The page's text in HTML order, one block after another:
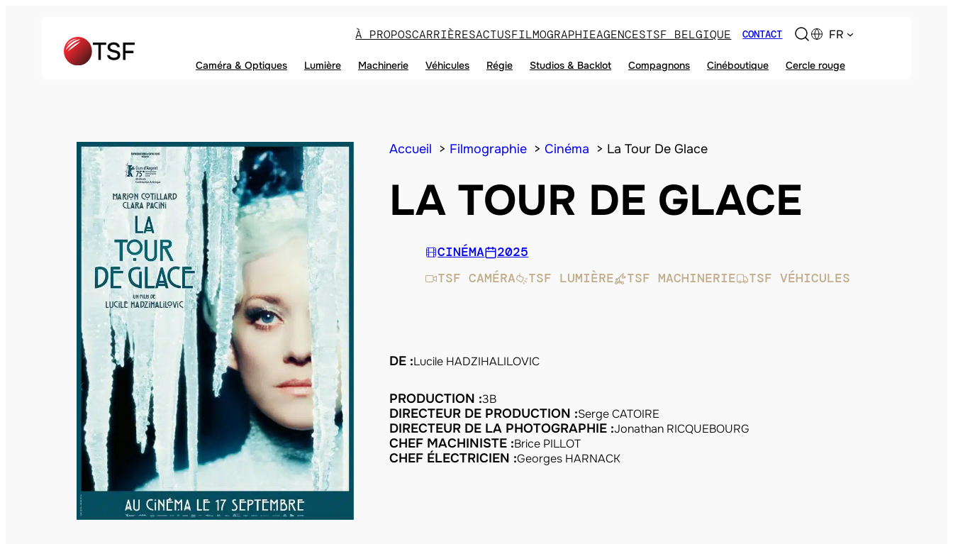
À PROPOSCARRIÈRESACTUSFILMOGRAPHIEAGENCESTSF BELGIQUE CONTACT FR
Caméra & Optiques Lumière Machinerie Véhicules Régie Studios & Backlot Compagnons Cinéboutique Cercle rouge
Accueil Filmographie Cinéma La Tour De Glace
LA TOUR DE GLACE
CINÉMA
2025
TSF CAMÉRA
TSF LUMIÈRE TSF MACHINERIE TSF VÉHICULES
DE :Lucile HADZIHALILOVIC
PRODUCTION :3B
DIRECTEUR DE PRODUCTION :Serge CATOIRE
DIRECTEUR DE LA PHOTOGRAPHIE :Jonathan RICQUEBOURG
CHEF MACHINISTE :Brice PILLOT
CHEF ÉLECTRICIEN :Georges HARNACK